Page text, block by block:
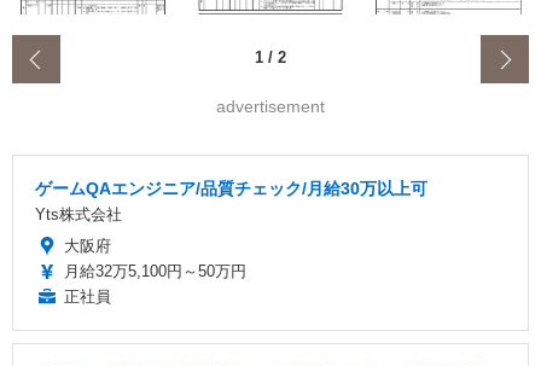
1 / 2
advertisement
ゲームQAエンジニア/品質チェック/月給30万以上可
Yts株式会社
大阪府
月給32万5,100円～50万円
正社員